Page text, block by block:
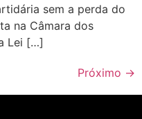
sem a perda do
na Câmara dos
Lei […]
Próximo →